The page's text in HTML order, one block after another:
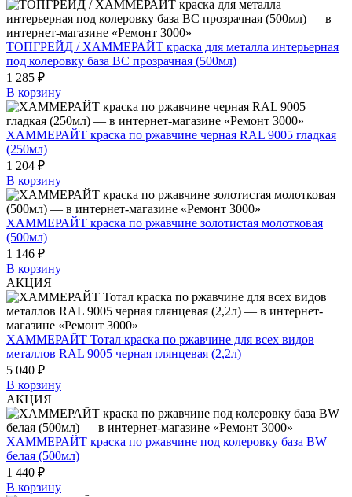
ТОПГРЕЙД / ХАММЕРАЙТ краска для металла интерьерная
под колеровку база BC прозрачная (500мл)
1 285 ₽
В корзину
ХАММЕРАЙТ краска по ржавчине черная RAL 9005 гладкая
(250мл)
1 204 ₽
В корзину
ХАММЕРАЙТ краска по ржавчине золотистая молотковая
(500мл)
1 146 ₽
В корзину
АКЦИЯ
ХАММЕРАЙТ Тотал краска по ржавчине для всех видов
металлов RAL 9005 черная глянцевая (2,2л)
5 040 ₽
В корзину
АКЦИЯ
ХАММЕРАЙТ краска по ржавчине под колеровку база BW
белая (500мл)
1 440 ₽
В корзину